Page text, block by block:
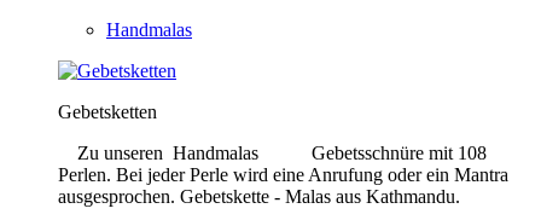
Handmalas
Gebetsketten
Zu unseren Handmalas Gebetsschnüre mit 108
Perlen. Bei jeder Perle wird eine Anrufung oder ein Mantra
ausgesprochen. Gebetskette - Malas aus Kathmandu.